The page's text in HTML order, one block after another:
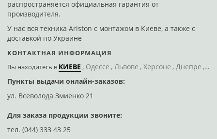
распространяется официальная гарантия от
производителя.
У нас вся техника Ariston с монтажом в Киеве, а также с
доставкой по Украине
КОНТАКТНАЯ ИНФОРМАЦИЯ
Вы находитесь в КИЕВЕ Одессе Львове Херсоне Днепре
Пункты выдачи онлайн-заказов:
ул. Всеволода Змиенко 21
Для заказа продукции звоните:
тел. (044) 333 43 25